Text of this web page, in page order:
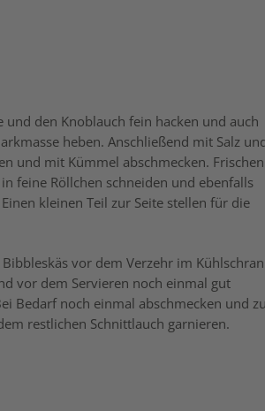
und den Knoblauch fein hacken und auch
heben. Anschließend mit Salz
und mit Kümmel abschmecken. Frischen
feine Röllchen schneiden und ebenfalls
kleinen Teil zur Seite stellen für die
vor dem Verzehr im
vor dem Servieren noch einmal gut
Bedarf noch einmal abschmecken und
restlichen Schnittlauch garnieren.